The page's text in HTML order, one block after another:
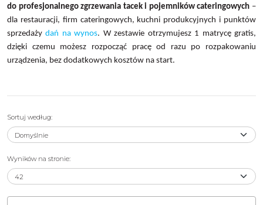
do profesjonalnego zgrzewania tacek i pojemników cateringowych –
dla restauracji, firm cateringowych, kuchni produkcyjnych i punktów
sprzedażydań na wynos. W zestawie otrzymujesz 1 matrycę gratis,
dzięki czemu możesz rozpocząć pracę od razu po rozpakowaniu
urządzenia, bez dodatkowych kosztów na start.
Sortuj według:
Wyników na stronie:
Zgrzewarka gastronomiczna do tacek Re - Ko 1900